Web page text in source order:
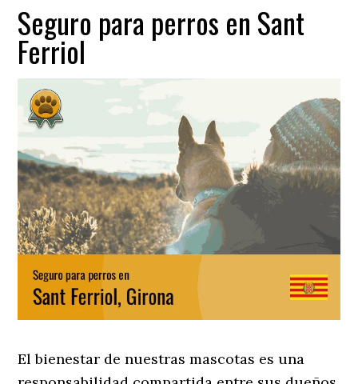
Seguro para perros en Sant
Ferriol
El bienestar de nuestras mascotas es una